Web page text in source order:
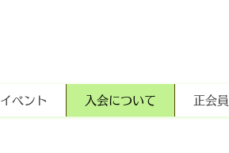
イベント 入会について 正会